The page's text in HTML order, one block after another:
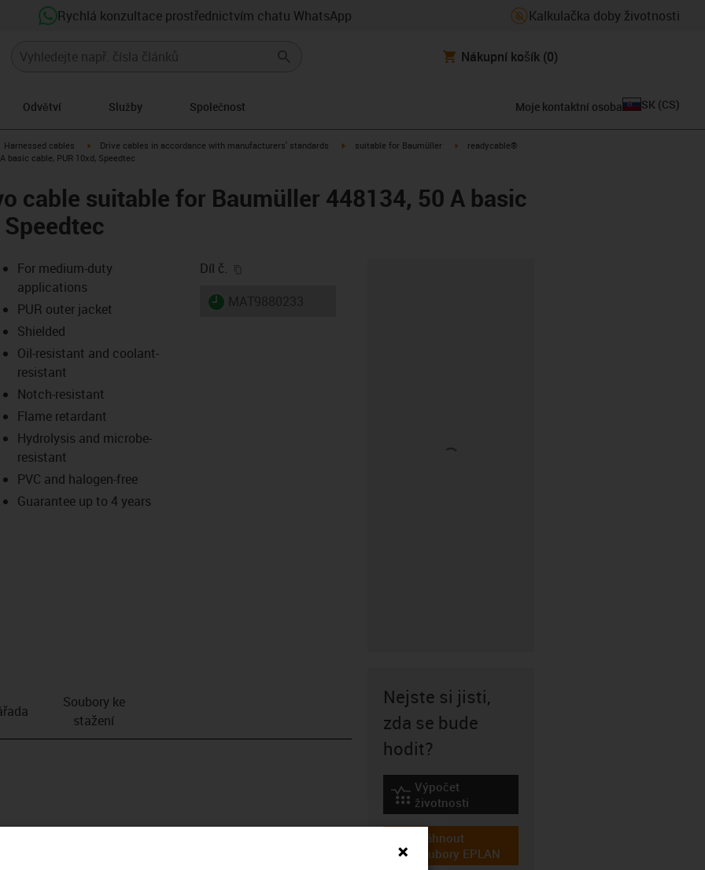
Rychlá konzultace prostřednictvím chatu WhatsApp Kalkulačka doby životnosti
Nákupní košík (0)
Odvětví Služby Společnost Moje kontaktní osoba SK (CS)
igus-icon-arrow-right
Harnessed cables igus-icon-arrow-right
Drive cables in accordance with manufacturers' standards igus-icon-arrow-right
suitable for Baumüller igus-icon-arrow-right
readycable®
basic cable, PUR 10xd, Speedtec
cable suitable for Baumüller 448134, 50 A basic
icon-lupe
icon-lupe
For medium-duty
applications
PUR outer jacket
Shielded
Oil-resistant and coolant-
resistant
Notch-resistant
Flame retardant
Hydrolysis and microbe-
resistant
PVC and halogen-free
Guarantee up to 4 years
Díl č.
igus-icon-lieferzeit
Soubory ke
stažení
Nejste si jisti,
zda se bude
hodit?
igus-icon-lebensdauerrechner
Výpočet
životnosti
igus-icon-download-plan
Stáhnout
soubory EPLAN